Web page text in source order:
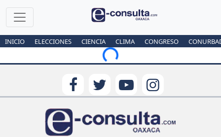
INICIO ELECCIONES CIENCIA CLIMA CONGRESO
Loading...